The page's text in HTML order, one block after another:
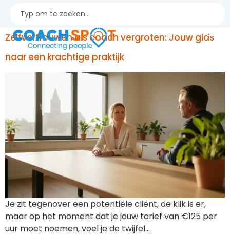
Zelfvertrouwen als coach vergroten: Jouw gids
naar een krachtige praktijk
Je zit tegenover een potentiële cliënt, de klik is er,
maar op het moment dat je jouw tarief van €125 per
uur moet noemen, voel je de twijfel…